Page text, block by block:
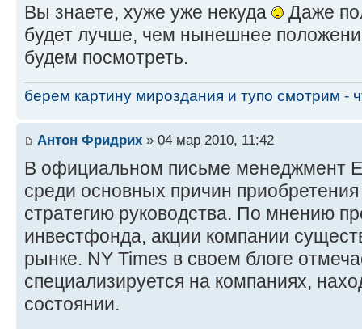
Вы знаете, хуже уже некуда
Даже
будет лучше, чем нынешнее
будем посмотреть.
берем картину мироздания и тупо смотрим -
Антон Фридрих » 04 мар 2010, 11:42
В официальном письме менеджмент
среди основных причин
стратегию руководства. По мнению
инвестфонда, акции компании
рынке. NY Times в своем блоге
специализируется на компаниях,
состоянии.